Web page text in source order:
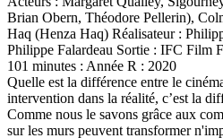
Brian Obern, Théodore Pellerin),
Haq (Henza Haq) Réalisateur :
Philippe Falardeau Sortie : IFC Film
101 minutes : Année R : 2020
Quelle est la différence entre le
intervention dans la réalité, c’est la
Comme nous le savons grâce aux
sur les murs peuvent transformer